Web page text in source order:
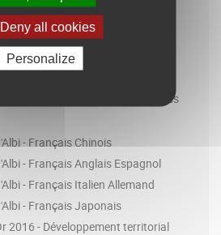
- 2011
la recherche à Albi
à Albi
2016 - Bilan et perspectives
- Français Chinois
- Français Anglais Espagnol
- Français Italien Allemand
- Français Japonais
2016 - Développement territorial
Deny all cookies
Personalize